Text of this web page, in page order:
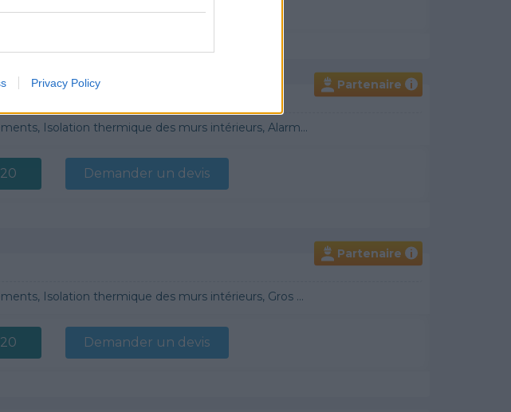
Privacy Policy Partenaire i
combles aménageables, Traitement de l'eau, Décrassage / Démoussage de toiture, Cheminée, Terrassement, Plancher chauffant
Demander un devis
Partenaire i
des murs intérieurs, Gros œuvre, Plâtre traditionnel, Chauffage Fioul, Bétons cirés
Demander un devis